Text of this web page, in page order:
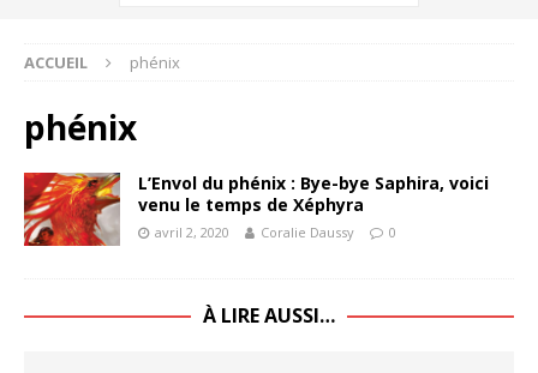
ACCUEIL phénix
phénix
L’Envol du phénix : Bye-bye Saphira, voici
venu le temps de Xéphyra
avril 2, 2020 Coralie Daussy 0
À LIRE AUSSI…